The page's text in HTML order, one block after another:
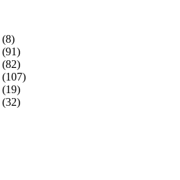
(8)
(91)
(82)
(107)
(19)
(32)